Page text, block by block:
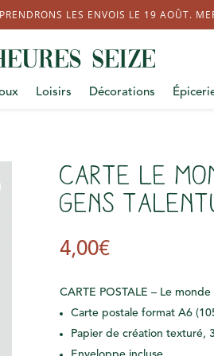
LES ENVOIS LE 19 AOÛT.
Loisirs Décorations
Carte Le
gens
4,00€
CARTE POSTALE – Le
Carte postale format A6
Papier de création texturé,